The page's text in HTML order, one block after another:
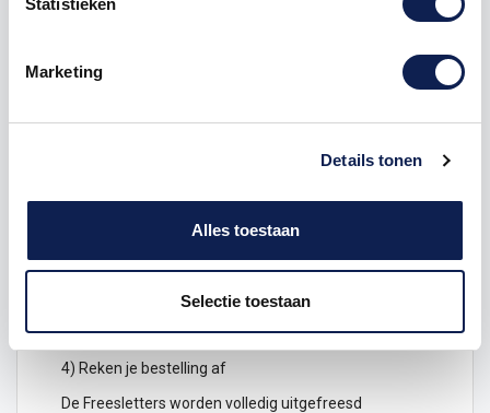
Marketing
Details tonen
Alles toestaan
Selectie toestaan
Houten Freesletter V Thesis MDF Zwart
De freesletter V is te bestellen vanaf een hoogte van
houtsoort, maar is niet geschikt voor buitengebruik.
2) Hoeveel freesletters wil je ontvangen? geef het
aantal letters aan
3) Plaats het in je winkelwagen
4) Reken je bestelling af
De Freesletters worden volledig uitgefreesd